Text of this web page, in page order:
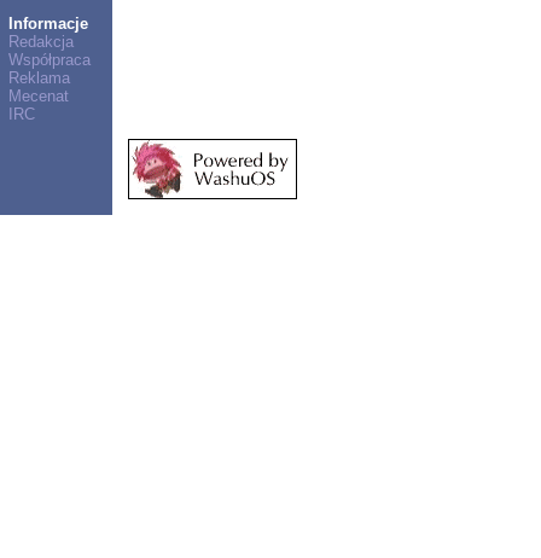
Informacje
Redakcja
Współpraca
Reklama
Mecenat
IRC